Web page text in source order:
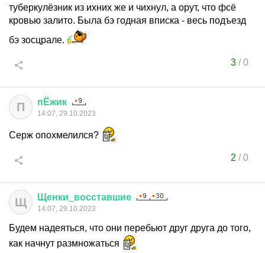
туберкулёзник из ихних же и чихнул, а орут, что фсё
кровью залито. Была бэ годная вписка - весь подъезд
бэ зосцрале.
3/0
П пЁжик
14:07, 29.10.2023
Серж опохмелился?
2 /0
Щ Щенки восставшие
14:07, 29.10.2023
Будем надеяться, что они перебьют друг друга до того,
как начнут размножаться